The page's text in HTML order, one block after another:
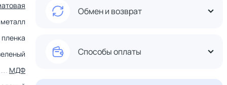
металл
пленка
МДФ
Обмен и возврат
Способы оплаты